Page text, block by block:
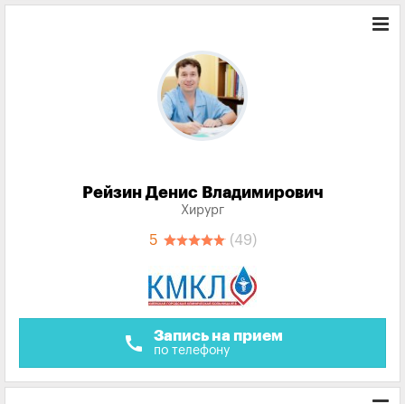
Рейзин Денис Владимирович
Хирург
5 (49)
call Запись на прием
по телефону